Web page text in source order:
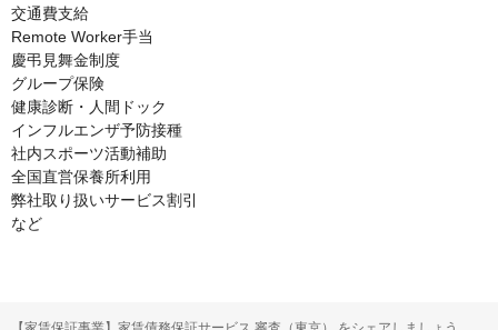
交通費支給
Remote Worker手当
慶弔見舞金制度
グループ保険
健康診断・人間ドック
インフルエンザ予防接種
社内スポーツ活動補助
全国直営保養所利用
弊社取り扱いサービス割引